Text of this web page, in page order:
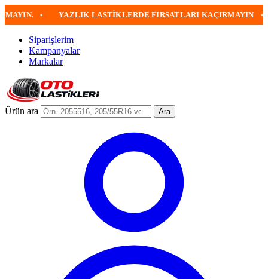
• YAZLIK LASTIKLERDE FIRSATLARI KAÇIRMAYIN • 4
Siparişlerim
Kampanyalar
Markalar
Ürün ara Ara